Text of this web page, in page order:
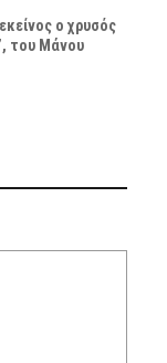
ο χρυσός
του Μάνου